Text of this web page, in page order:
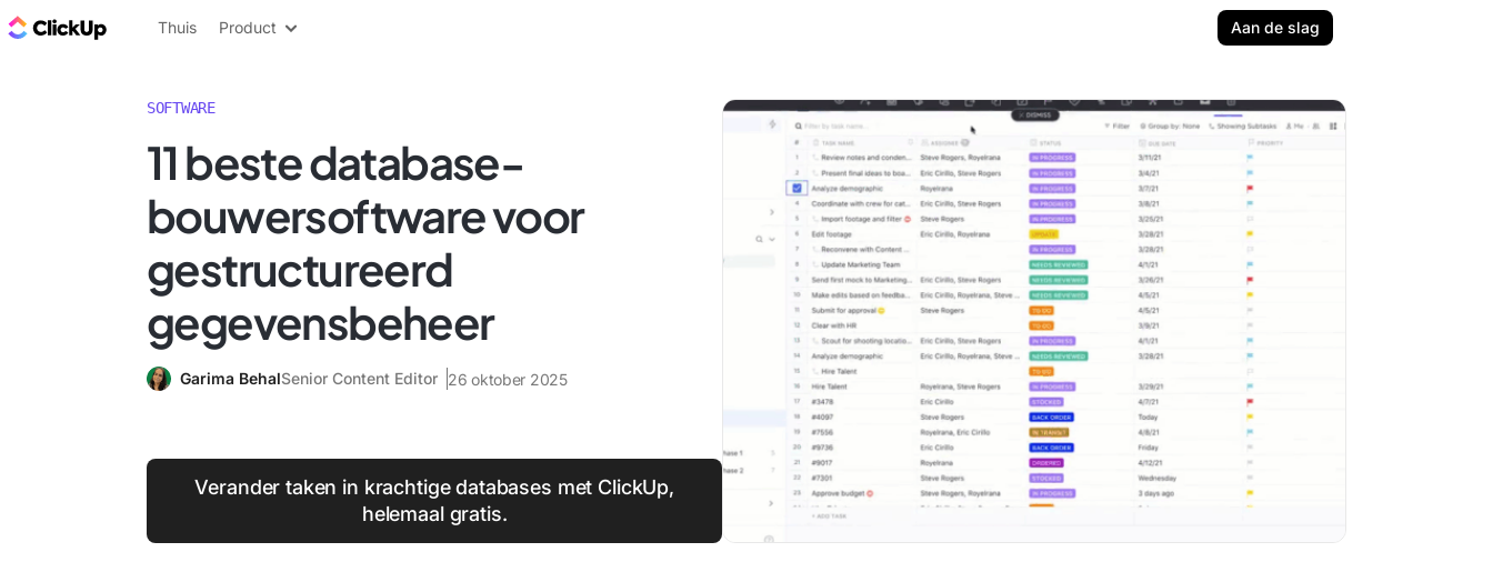
ClickUp Blog
Thuis Product Aan de slag
SOFTWARE
11 beste database-
bouwersoftware voor
gestructureerd
gegevensbeheer
Garima BehalSenior Content Editor 26 oktober 2025
Verander taken in krachtige databases met ClickUp,
helemaal gratis.